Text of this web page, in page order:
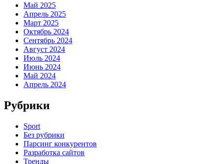
Май 2025
Апрель 2025
Март 2025
Октябрь 2024
Сентябрь 2024
Август 2024
Июль 2024
Июнь 2024
Май 2024
Апрель 2024
Рубрики
Sport
Без рубрики
Парсинг конкурентов
Разработка сайтов
Тренды